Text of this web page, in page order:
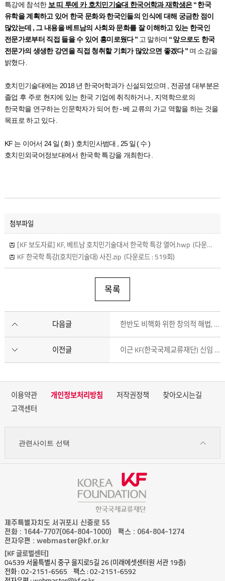
특강에 참석한 보 띠 투에 카 호치민기술대 한국어학과 재학생은 “한국
유학을 계획하고 있어 한국 문화와 한국인들의 인식에 대해 궁금한 점이
많았는데 , 그 내용을 베트남의 사회와 문화를 잘 이해하고 있는 한국인
전문가로부터 직접 들을 수 있어 흥미로웠다 ” 고 말하며 “앞으로도 한국
전문가의 생생한 강연을 직접 청취할 기회가 많았으면 좋겠다 ” 며 소감을
밝혔다
호치민기술대에는 2018 년 한국어학과가 신설되었으며
전공생 대부분은
졸업 후 주로 현지에 있는 한국 기업에 취직하거나
지역학으로의
한국학을 연구하는 인문학자가 되어 한-베 교류의 가교 역할을 하는 것을
목표로 하고 있다
KF 는 이어서 24 일 (화) 호치민사범대 , 25 일 ( 수)
호치민외국어정보대에서 한국학 특강을 개최한다
첨부파일
[KF 보도자료] KF, 베트남 호치민기술대서 한국학 특강 열어.hwp (다운로드 : 717회)
KF 한국학 특강(호치민기술대) 사진.zip (다운로드 : 519회)
목록
다음글 한반도 비핵화 위한 창의적 해법, 카자흐스탄 모델에서 찾을 수 있을까
이전글 이근 KF(한국국제교류재단) 신임 이사장 취임식 오늘(23일) 개최
이용약관 개인정보처리방침 저작권정책
찾아오시는길
고객센터
관련사이트 선택
제주특별자치도 서귀포시 신중로 55
전화 : 1644-7707(064-804-1000)
팩스 : 064-804-1274
전자우편 : webmaster@kf.or.kr
[KF 글로벌센터]
04539 서울특별시 중구 을지로5길 26 (미래에셋센터원 서관 19층)
전화 : 02-2151-6565
팩스 : 02-2151-6592